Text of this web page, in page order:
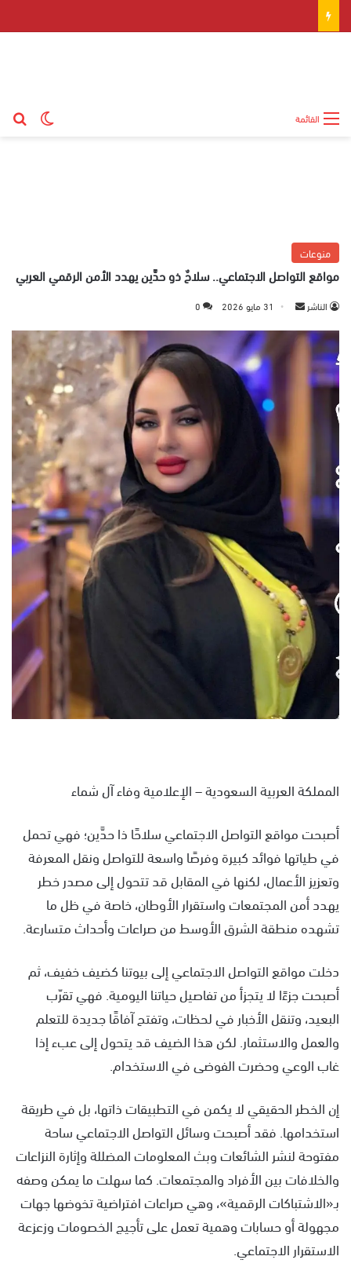
القائمة
منوعات
مواقع التواصل الاجتماعي.. سلاحٌ ذو حدَّين يهدد الأمن الرقمي العربي
الناشر
س
ك
ت
ن
ا
31 مايو 2026 0
المملكة العربية السعودية – الإعلامية وفاء آل شماء
أصبحت مواقع التواصل الاجتماعي سلاحًا ذا حدَّين؛ فهي تحمل
في طياتها فوائد كبيرة وفرصًا واسعة للتواصل ونقل المعرفة
وتعزيز الأعمال، لكنها في المقابل قد تتحول إلى مصدر خطر
يهدد أمن المجتمعات واستقرار الأوطان، خاصة في ظل ما
تشهده منطقة الشرق الأوسط من صراعات وأحداث متسارعة.
دخلت مواقع التواصل الاجتماعي إلى بيوتنا كضيف خفيف، ثم
أصبحت جزءًا لا يتجزأ من تفاصيل حياتنا اليومية. فهي تقرّب
البعيد، وتنقل الأخبار في لحظات، وتفتح آفاقًا جديدة للتعلم
والعمل والاستثمار. لكن هذا الضيف قد يتحول إلى عبء إذا
غاب الوعي وحضرت الفوضى في الاستخدام.
إن الخطر الحقيقي لا يكمن في التطبيقات ذاتها، بل في طريقة
استخدامها. فقد أصبحت وسائل التواصل الاجتماعي ساحة
مفتوحة لنشر الشائعات وبث المعلومات المضللة وإثارة النزاعات
والخلافات بين الأفراد والمجتمعات. كما سهلت ما يمكن وصفه
بـ«الاشتباكات الرقمية»، وهي صراعات افتراضية تخوضها جهات
مجهولة أو حسابات وهمية تعمل على تأجيج الخصومات وزعزعة
الاستقرار الاجتماعي.